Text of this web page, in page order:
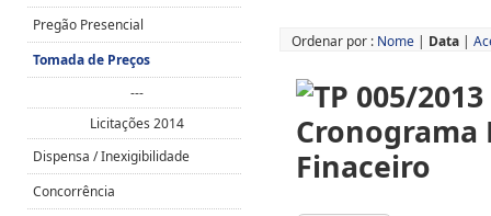
Ordenar por : Nome | Data |
Pregão Presencial
Tomada de Preços
---
Licitações 2014
Dispensa / Inexigibilidade
Concorrência